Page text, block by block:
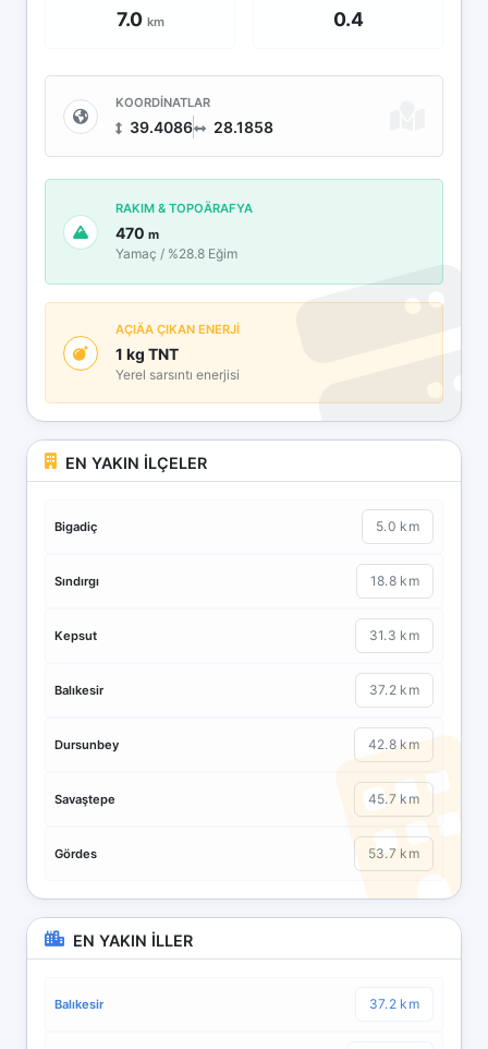
7.0 km 0.4
KOORDİNATLAR
39.4086 28.1858
RAKIM & TOPOÄRAFYA
470 m
Yamaç / %28.8 Eğim
AÇIÄA ÇIKAN ENERJİ
1 kg TNT
Yerel sarsıntı enerjisi
EN YAKIN İLÇELER
Bigadiç 5.0 km
Sındırgı 18.8 km
Kepsut 31.3 km
Balıkesir 37.2 km
Dursunbey 42.8 km
Savaştepe 45.7 km
Gördes 53.7 km
EN YAKIN İLLER
Balıkesir 37.2 km